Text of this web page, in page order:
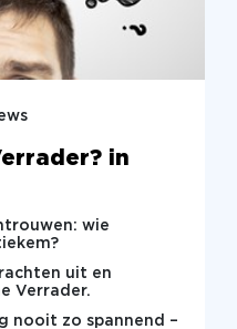
in
wie
uit en
Verrader.
nooit zo spannend –